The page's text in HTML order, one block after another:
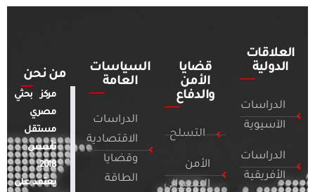
العلاقات
الدولية
الدراسات
الآسيوية
الدراسات
الأفريقية
قضايا
الأمن
والدفاع
التسلح
الأمن
السيبراني
السياسات
العامة
الدراسات
الاقتصادية
وقضايا
الطاقة
من نحن
مركز بحثي
مصري
مستقل
تأسس
2018.
يعتمد على